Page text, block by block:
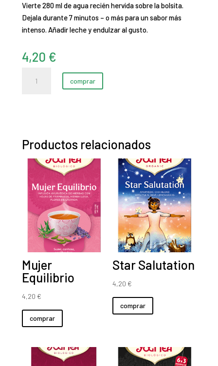
Vierte 280 ml de agua recién hervida sobre la bolsita.
Dejala durante 7 minutos – o más para un sabor más
intenso. Añadir leche y endulzar al gusto.
4,20 €
cantidad
comprar
Productos relacionados
Mujer
Equilibrio
4,20 €
comprar
Star Salutation
4,20 €
comprar